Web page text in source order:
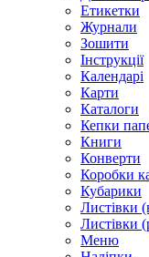
Етикетки
Журнали
Зошити
Інструкції
Календарі
Карти
Каталоги
Кепки
Книги
Конверти
Коробки
Кубарики
Листівки
Листівки
Меню